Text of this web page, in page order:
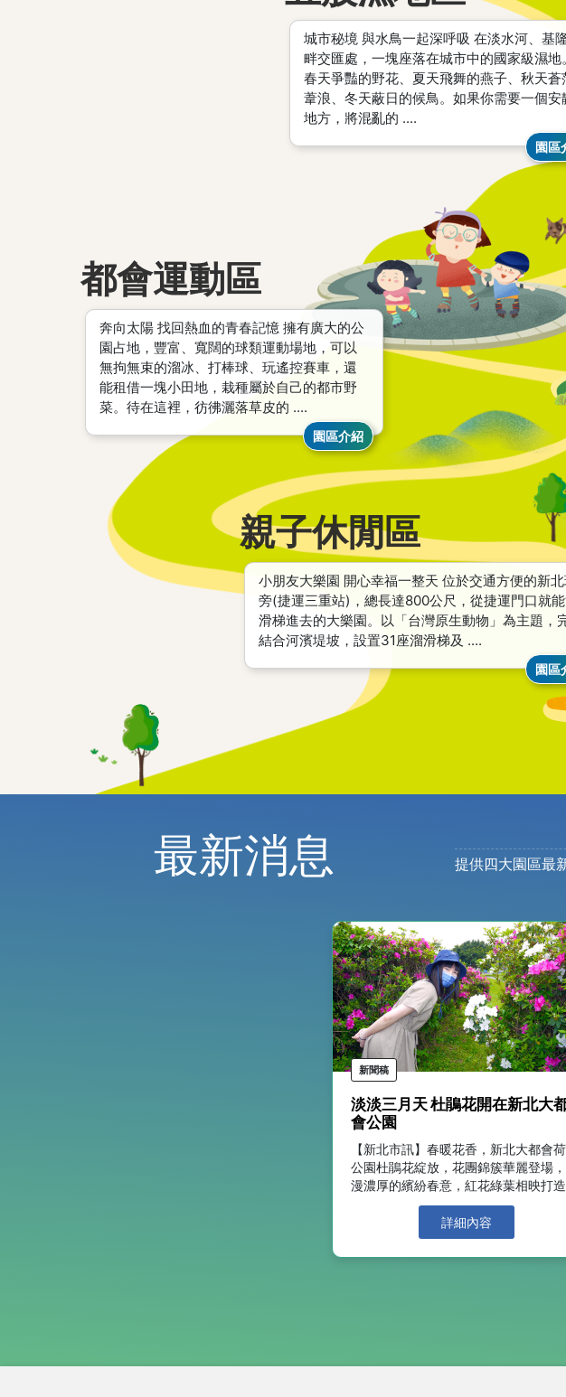
城市秘境 與水鳥一起深呼吸 在淡水河、基
畔交匯處，一塊座落在城市中的國家級濕地
春天爭豔的野花、夏天飛舞的燕子、秋天蒼
葦浪、冬天蔽日的候鳥。如果你需要一個安
地方，將混亂的 ....
園區
都會運動區
奔向太陽 找回熱血的青春記憶 擁有廣大的公
園占地，豐富、寬闊的球類運動場地，可以
無拘無束的溜冰、打棒球、玩遙控賽車，還
能租借一塊小田地，栽種屬於自己的都市野
菜。待在這裡，彷彿灑落草皮的 ....
園區介紹
親子休閒區
小朋友大樂園 開心幸福一整天 位於交通方便的新
旁(捷運三重站)，總長達800公尺，從捷運門口就
滑梯進去的大樂園。以「台灣原生動物」為主題，
結合河濱堤坡，設置31座溜滑梯及 ....
園區
最新消息 提供四大園區最
新聞稿
淡淡三月天 杜鵑花開在新北大
會公園
【新北市訊】春暖花香，新北大都會
公園杜鵑花綻放，花團錦簇華麗登場
漫濃厚的繽紛春意，紅花綠葉相映打造
最浪漫又活潑的打卡花牆。 新北大都會
公園內的荷花公園(鄰近萬善同)，擁有
排杜鵑花，紅花、粉花及白花層層交疊
猶如彩霞般圍繞其中。此外也有零星
則可發現其纖細優雅的花姿，為早春
詳細內容